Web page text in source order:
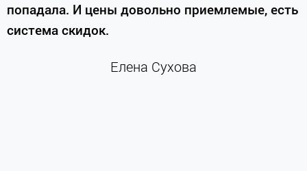
попадала. И цены довольно приемлемые, есть
система скидок.
Елена Сухова